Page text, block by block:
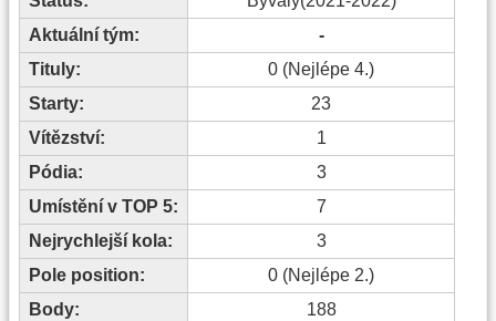
Aktuální tým:
-
Tituly:
0 (Nejlépe 4.)
Starty:
23
Vítězství:
1
Pódia:
3
Umístění v TOP 5:
7
Nejrychlejší kola:
3
Pole position:
0 (Nejlépe 2.)
Body:
188